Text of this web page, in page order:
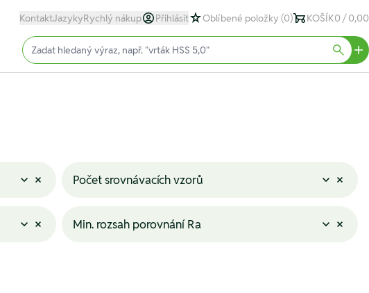
KontaktJazykyRychlý nákup Přihlásit Oblíbené položky (0) KOŠÍK0 / 0,00
Input (text)
Počet srovnávacích vzorů
Min. rozsah porovnání Ra